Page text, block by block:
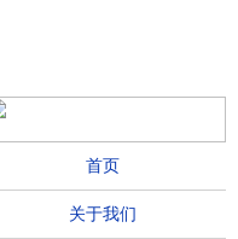
首页
关于我们